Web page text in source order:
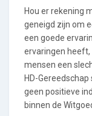
Hou er rekening
geneigd zijn om
een goede
ervaringen heeft,
mensen een
HD-
geen positieve
binnen de